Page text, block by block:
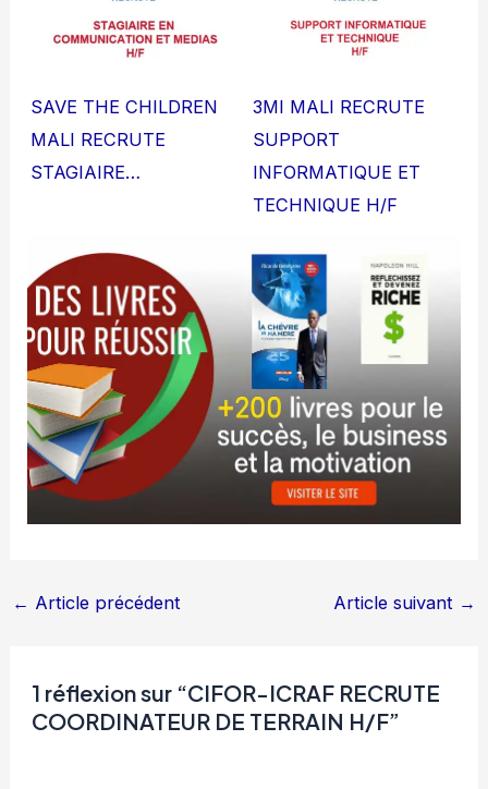
SAVE THE CHILDREN
MALI RECRUTE
STAGIAIRE…
3MI MALI RECRUTE
SUPPORT
INFORMATIQUE ET
TECHNIQUE H/F
← Article précédent Article suivant →
1 réflexion sur “CIFOR-ICRAF RECRUTE
COORDINATEUR DE TERRAIN H/F”